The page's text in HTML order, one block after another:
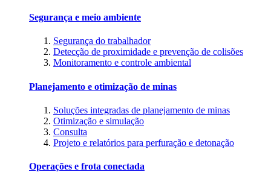
Segurança e meio ambiente
Segurança do trabalhador
Detecção de proximidade e prevenção de colisões
Monitoramento e controle ambiental
Planejamento e otimização de minas
Soluções integradas de planejamento de minas
Otimização e simulação
Consulta
Projeto e relatórios para perfuração e detonação
Operações e frota conectada